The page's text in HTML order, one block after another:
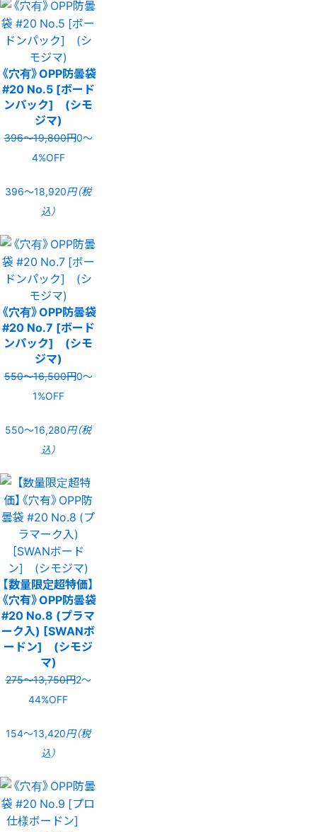
《穴有》OPP防曇袋
#20 No.5 [ボード
ンパック] (シモ
ジマ)
396〜19,800円0〜
4%OFF
396〜18,920円（税
込）
《穴有》OPP防曇袋
#20 No.7 [ボード
ンパック] (シモ
ジマ)
550〜16,500円0〜
1%OFF
550〜16,280円（税
込）
【数量限定超特価】
《穴有》OPP防曇袋
#20 No.8 (プラマ
ーク入) [SWANボ
ードン] (シモジ
マ)
275〜13,750円2〜
44%OFF
154〜13,420円（税
込）